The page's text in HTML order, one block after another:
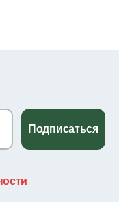
Подписаться